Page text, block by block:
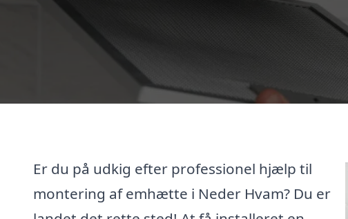
Er du på udkig efter professionel hjælp til
montering af emhætte i Neder Hvam? Du er